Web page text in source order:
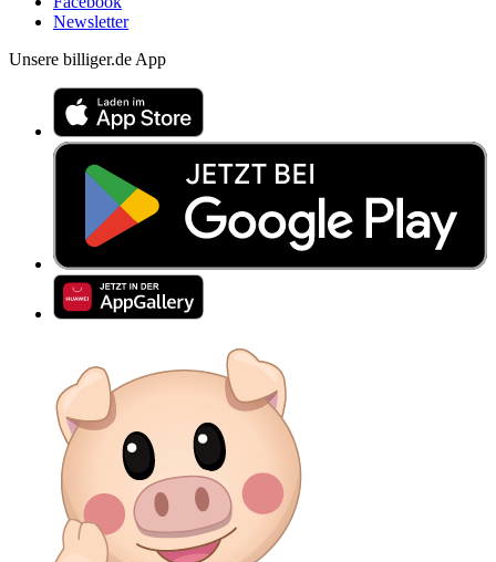
Newsletter
Unsere billiger.de App